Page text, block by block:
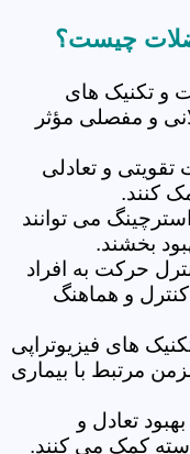
چیست؟
و تکنیک های
و مفصلی مؤثر
و تعادلی
کنند.
می توانند
بخشند.
حرکت به افراد
و هماهنگ
های فیزیوتراپی
مرتبط با بیماری
تعادل و
کمک می کنند.